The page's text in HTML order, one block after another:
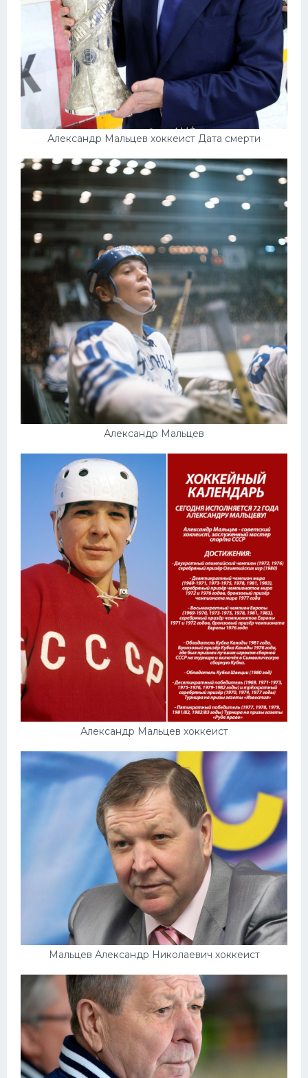
Александр Мальцев хоккеист Дата смерти
Александр Мальцев
Александр Мальцев хоккеист
Мальцев Александр Николаевич хоккеист